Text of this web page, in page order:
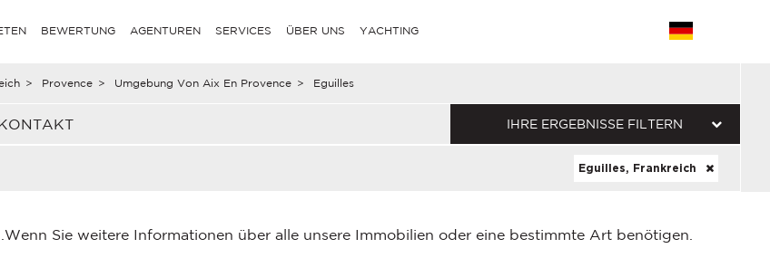
BEWERTUNG AGENTUREN SERVICES ÜBER UNS YACHTING
> Provence > Umgebung Von Aix En Provence > Eguilles
IHRE ERGEBNISSE FILTERN
Eguilles, Frankreich
Wenn Sie weitere Informationen über alle unsere Immobilien oder eine bestimmte Art benötigen.